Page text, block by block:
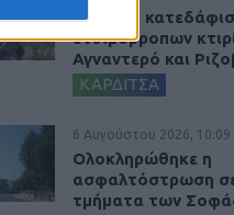
Ξεκινά η
ετοιμόρροπων
Αγναντερό και
ΚΑΡΔΙΤΣΑ
6 Αυγούστου 2026, 10:09
Ολοκληρώθηκε η
ασφαλτόστρωση
τμήματα των